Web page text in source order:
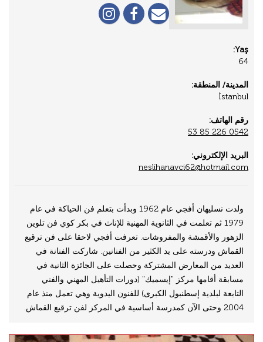
Yaş:
64
المدينة/ المنطقة:
İstanbul
رقم الهاتف:
0542 226 85 53
البريد الإلكتروني:
neslihanavci62@hotmail.com
ولدت نسليهان أفجي عام 1962 وبدأت بتعلم فن الحياكة في عام
1979 ثم تعلمت في الثانوية المهنية للإناث في بكر كوي فن تلوين
الزهور والأقمشة والمفروشات. تعرفت أفجي لاحقا على فن ترقيع
القماش ودرسته على يد الكثير من الفنانين. شاركت الفنانة في
العديد من المعارض المشتركة وحصلت على الجائزة الثانية في
مسابقة أقامها مركز "إيسميك" (دورات التأهيل المهني والفني
التابعة لبلدية إسطنبول الكبرى) للفنون اليدوية وهي تعمل منذ عام
2004 وحتى الآن كمدرسة أساسية في المركز لفن ترقيع القماش.